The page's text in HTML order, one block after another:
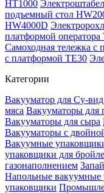
HT1000
подъемный стол
HW4000D
платформой оператора
Самоходная тележка с
с платформой TE30
Категории
Вакууматор для Су-вид
мяса Вакууматоры для
Вакууматоры для сыра
Вакууматоры с
Вакуумные
упаковщики для
газонаполнением
Напольные вакуумные
упаковщики